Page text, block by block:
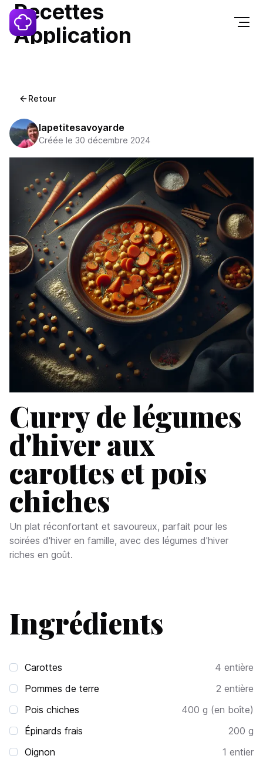
Recettes
Application
Retour
lapetitesavoyarde
Créée le 30 décembre 2024
Curry de légumes
d'hiver aux
carottes et pois
chiches
Un plat réconfortant et savoureux, parfait pour les
soirées d'hiver en famille, avec des légumes d'hiver
riches en goût.
Ingrédients
Carottes 4 entière
Pommes de terre
2 entière
Pois chiches
400 g (en boîte)
Épinards frais
200 g
Oignon
1 entier